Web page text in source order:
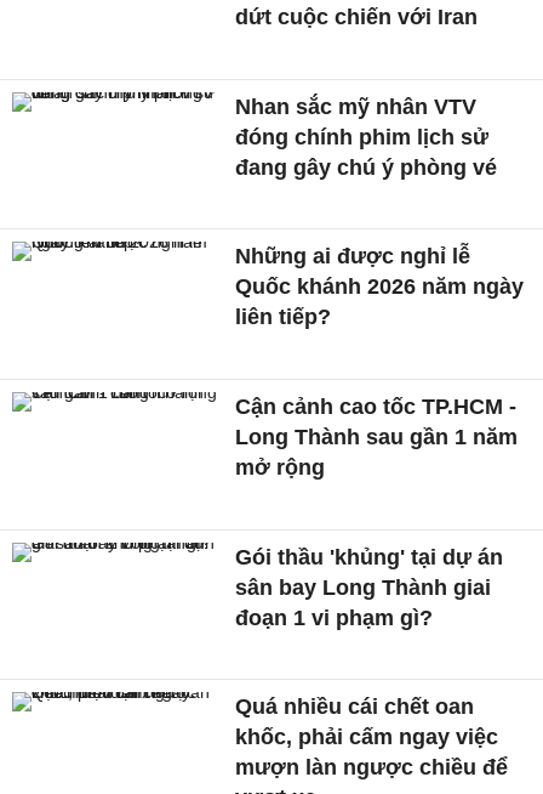
dứt cuộc chiến với Iran
Nhan sắc mỹ nhân VTV
đóng chính phim lịch sử
đang gây chú ý phòng vé
Những ai được nghỉ lễ
Quốc khánh 2026 năm ngày
liên tiếp?
Cận cảnh cao tốc TP.HCM -
Long Thành sau gần 1 năm
mở rộng
Gói thầu 'khủng' tại dự án
sân bay Long Thành giai
đoạn 1 vi phạm gì?
Quá nhiều cái chết oan
khốc, phải cấm ngay việc
mượn làn ngược chiều để